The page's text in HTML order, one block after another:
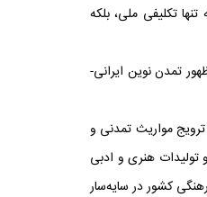
تکلیفی ملی، بلکه
تمدن نوین ایرانی-
کشور و راهبردهای ملی ۱۰ با محوریت «بازشناسی، حفظ و ترویج مواریث تمدنی و
فرهنگی، میراث فرهنگی و تولیدات هنری و ادبی
کشور در سایه‌سار